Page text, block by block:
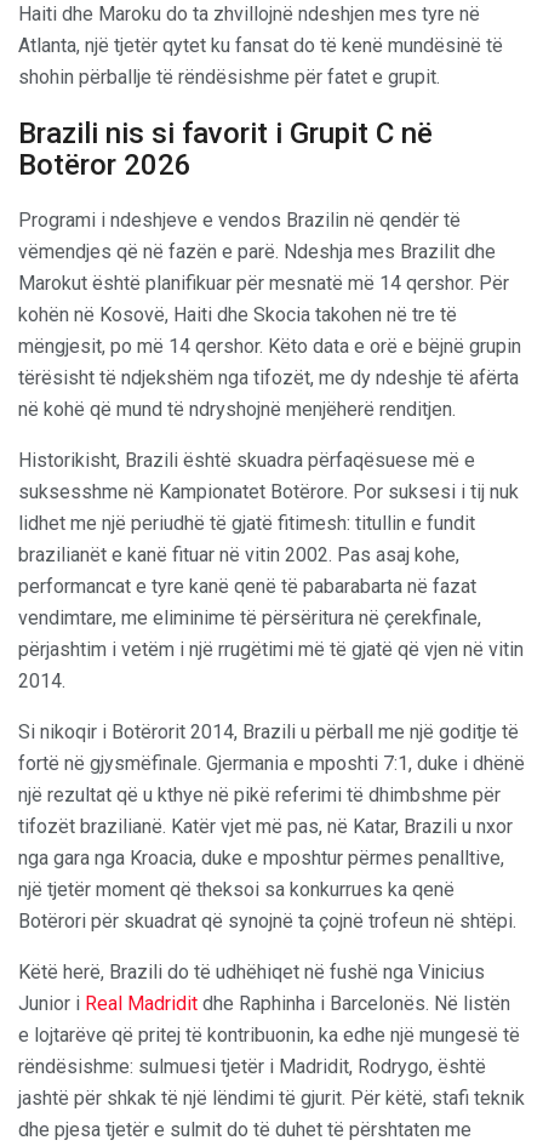
Haiti dhe Maroku do ta zhvillojnë ndeshjen mes tyre në
Atlanta, një tjetër qytet ku fansat do të kenë mundësinë të
shohin përballje të rëndësishme për fatet e grupit.
Brazili nis si favorit i Grupit C në
Botëror 2026
Programi i ndeshjeve e vendos Brazilin në qendër të
vëmendjes që në fazën e parë. Ndeshja mes Brazilit dhe
Marokut është planifikuar për mesnatë më 14 qershor. Për
kohën në Kosovë, Haiti dhe Skocia takohen në tre të
mëngjesit, po më 14 qershor. Këto data e orë e bëjnë grupin
tërësisht të ndjekshëm nga tifozët, me dy ndeshje të afërta
në kohë që mund të ndryshojnë menjëherë renditjen.
Historikisht, Brazili është skuadra përfaqësuese më e
suksesshme në Kampionatet Botërore. Por suksesi i tij nuk
lidhet me një periudhë të gjatë fitimesh: titullin e fundit
brazilianët e kanë fituar në vitin 2002. Pas asaj kohe,
performancat e tyre kanë qenë të pabarabarta në fazat
vendimtare, me eliminime të përsëritura në çerekfinale,
përjashtim i vetëm i një rrugëtimi më të gjatë që vjen në vitin
2014.
Si nikoqir i Botërorit 2014, Brazili u përball me një goditje të
fortë në gjysmëfinale. Gjermania e mposhti 7:1, duke i dhënë
një rezultat që u kthye në pikë referimi të dhimbshme për
tifozët brazilianë. Katër vjet më pas, në Katar, Brazili u nxor
nga gara nga Kroacia, duke e mposhtur përmes penalltive,
një tjetër moment që theksoi sa konkurrues ka qenë
Botërori për skuadrat që synojnë ta çojnë trofeun në shtëpi.
Këtë herë, Brazili do të udhëhiqet në fushë nga Vinicius
Junior i Real Madridit dhe Raphinha i Barcelonës. Në listën
e lojtarëve që pritej të kontribuonin, ka edhe një mungesë të
rëndësishme: sulmuesi tjetër i Madridit, Rodrygo, është
jashtë për shkak të një lëndimi të gjurit. Për këtë, stafi teknik
dhe pjesa tjetër e sulmit do të duhet të përshtaten me